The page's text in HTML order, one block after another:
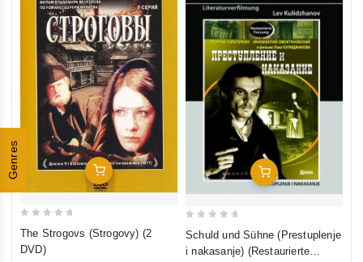
Genres In Den Warenkorb
The Strogovs (Strogovy) (2
DVD)
In Den Warenkorb
Schuld und Sühne (Prestuplenje
i nakasanje) (Restaurierte